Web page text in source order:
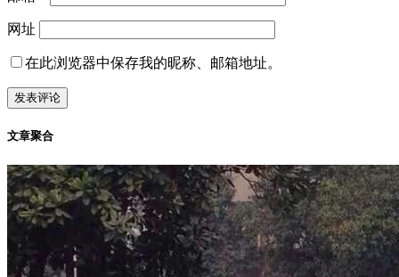
网址
在此浏览器中保存我的昵称、邮箱地址。
文章聚合